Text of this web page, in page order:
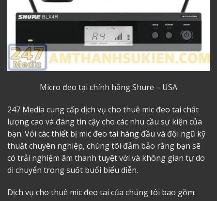
Micro đeo tại chính hãng Shure – USA
247 Media cung cấp dịch vụ cho thuê mic đeo tai chất
lượng cao và đáng tin cậy cho các nhu cầu sự kiện của
bạn. Với các thiết bị mic đeo tai hàng đầu và đội ngũ kỹ
thuật chuyên nghiệp, chúng tôi đảm bảo rằng bạn sẽ
có trải nghiệm âm thanh tuyệt vời và không gian tự do
di chuyển trong suốt buổi biểu diễn.
Dịch vụ cho thuê mic đeo tai của chúng tôi bao gồm: